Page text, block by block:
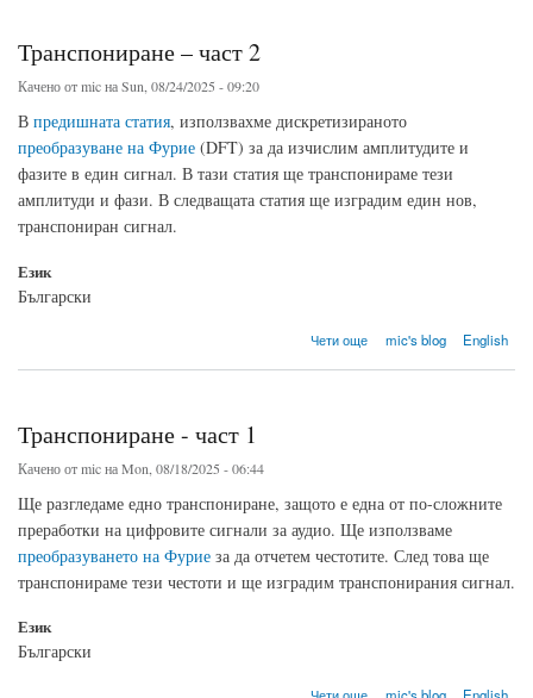
Транспониране – част 2
Качено отmicна Sun, 08/24/2025 - 09:20
В предишната статия, използвахме дискретизираното
преобразуване на Фурие (DFT) за да изчислим амплитудите и
фазите в един сигнал. В тази статия ще транспонираме тези
амплитуди и фази. В следващата статия ще изградим един нов,
транспониран сигнал.
Език
Български
Чети още mic's blog English
Транспониране - част 1
Качено отmicна Mon, 08/18/2025 - 06:44
Ще разгледаме едно транспониране, защото е една от по-сложните
преработки на цифровите сигнали за аудио. Ще използваме
преобразуването на Фурие за да отчетем честотите. След това ще
транспонираме тези честоти и ще изградим транспонирания сигнал.
Език
Български